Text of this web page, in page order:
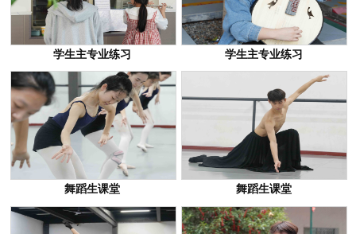
学生主专业练习 学生主专业练习
舞蹈生课堂 舞蹈生课堂